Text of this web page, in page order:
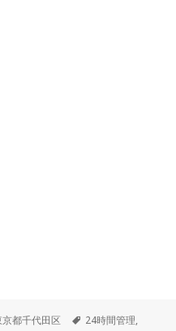
京都千代田区
タ
24時間管理,